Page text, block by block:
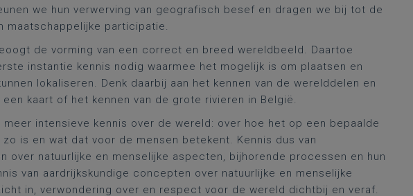
we hun verwerving van geografisch besef en dragen we bij tot de
maatschappelijke participatie.
de vorming van een correct en breed wereldbeeld. Daartoe
instantie kennis nodig waarmee het mogelijk is om plaatsen en
lokaliseren. Denk daarbij aan het kennen van de werelddelen en
kaart of het kennen van de grote rivieren in België.
meer intensieve kennis over de wereld: over hoe het op een bepaalde
is en wat dat voor de mensen betekent. Kennis dus van
over natuurlijke en menselijke aspecten, bijhorende processen en hun
van aardrijkskundige concepten over natuurlijke en menselijke
in, verwondering over en respect voor de wereld dichtbij en veraf.